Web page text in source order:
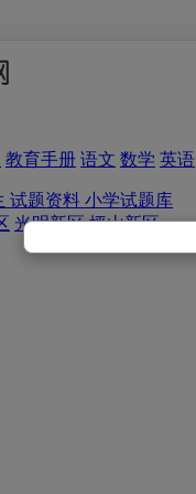
教育手册 语文 数学 英语
试题资料 小学试题库
光明新区 坪山新区